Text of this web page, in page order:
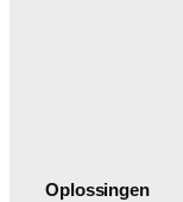
Oplossingen